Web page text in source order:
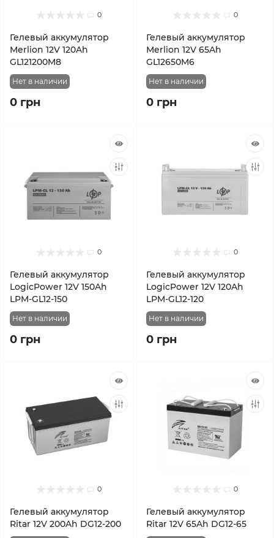
0
Гелевый аккумулятор
Merlion 12V 120Ah
GL121200M8
Нет в наличии
0 грн
0
Гелевый аккумулятор
Merlion 12V 65Ah
GL12650M6
Нет в наличии
0 грн
0
Гелевый аккумулятор
LogicPower 12V 150Ah
LPM-GL12-150
Нет в наличии
0 грн
0
Гелевый аккумулятор
LogicPower 12V 120Ah
LPM-GL12-120
Нет в наличии
0 грн
0
Гелевый аккумулятор
Ritar 12V 200Ah DG12-200
0
Гелевый аккумулятор
Ritar 12V 65Ah DG12-65